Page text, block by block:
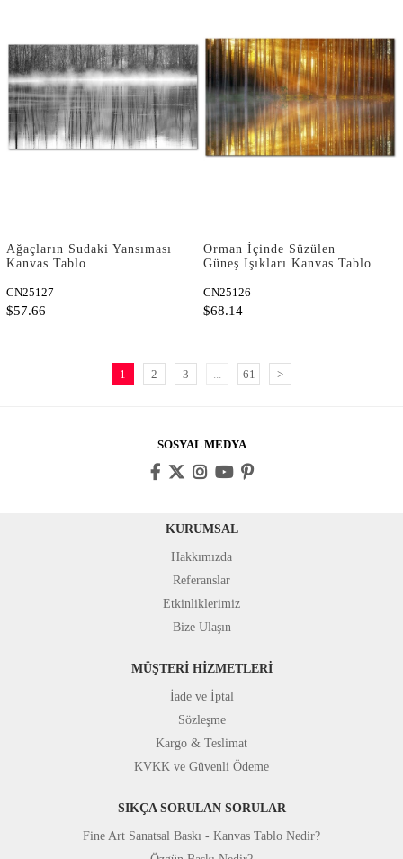
Ağaçların Sudaki Yansıması
Kanvas Tablo
CN25127
$57.66
Orman İçinde Süzülen
Güneş Işıkları Kanvas Tablo
CN25126
$68.14
1 2 3 61 >
SOSYAL MEDYA
KURUMSAL
Hakkımızda
Referanslar
Etkinliklerimiz
Bize Ulaşın
MÜŞTERİ HİZMETLERİ
İade ve İptal
Sözleşme
Kargo & Teslimat
KVKK ve Güvenli Ödeme
SIKÇA SORULAN SORULAR
Fine Art Sanatsal Baskı - Kanvas Tablo Nedir?